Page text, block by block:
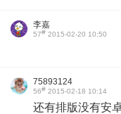
李嘉
57# 2015-02-20 10:50
75893124
56# 2015-02-18 10:14
还有排版没有安